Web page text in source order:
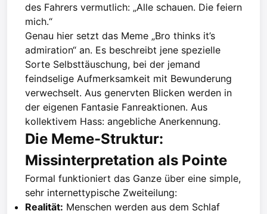
des Fahrers vermutlich: „Alle schauen. Die feiern
mich.“
Genau hier setzt das Meme „Bro thinks it’s
admiration“ an. Es beschreibt jene spezielle
Sorte Selbsttäuschung, bei der jemand
feindselige Aufmerksamkeit mit Bewunderung
verwechselt. Aus genervten Blicken werden in
der eigenen Fantasie Fanreaktionen. Aus
kollektivem Hass: angebliche Anerkennung.
Die Meme-Struktur:
Missinterpretation als Pointe
Formal funktioniert das Ganze über eine simple,
sehr internettypische Zweiteilung:
Realität: Menschen werden aus dem Schlaf